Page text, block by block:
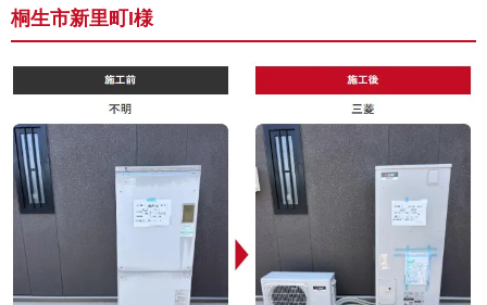
桐生市新里町I様